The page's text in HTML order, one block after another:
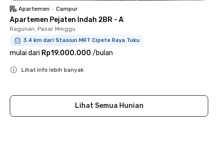
Apartemen • Campur
Apartemen Pejaten Indah 2BR - A
Ragunan, Pasar Minggu
3.4 km dari Stasiun MRT Cipete Raya Tuku
mulai dari Rp19.000.000 /bulan
Lihat info lebih banyak
Lihat Semua Hunian